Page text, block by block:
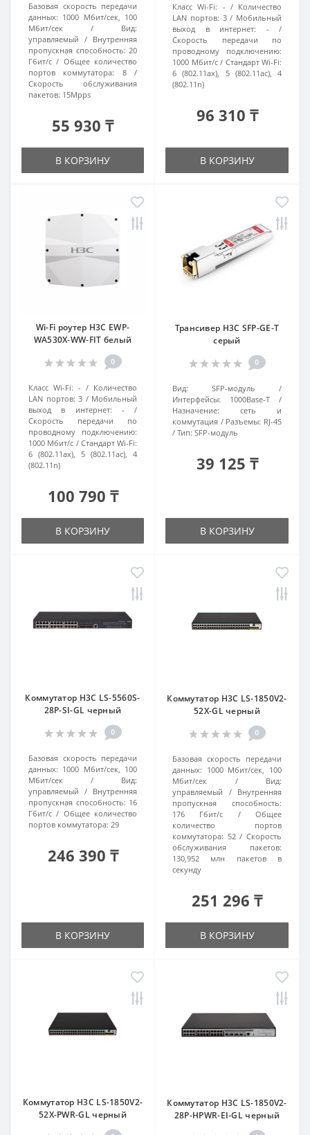
Базовая скорость передачи
данных: 1000 Мбит/сек, 100
Мбит/сек
Вид:
управляемый
Внутренняя
пропускная способность: 20
Гбит/с
Общее количество
портов коммутатора:
8
Скорость обслуживания
пакетов: 15Mpps
55 930 ₸
В КОРЗИНУ
Класс Wi-Fi: -
Количество
LAN портов: 3
Мобильный
выход в интернет:
-
Скорость передачи по
проводному подключению:
1000 Мбит/с
Стандарт Wi-Fi:
6 (802.11ax), 5 (802.11ac), 4
(802.11n)
96 310 ₸
В КОРЗИНУ
Wi-Fi роутер H3C EWP-
WA530X-WW-FIT белый
0
Класс Wi-Fi: -
Количество
LAN портов: 3
Мобильный
выход в интернет:
-
Скорость передачи по
проводному подключению:
1000 Мбит/с
Стандарт Wi-Fi:
6 (802.11ax), 5 (802.11ac), 4
(802.11n)
100 790 ₸
В КОРЗИНУ
Трансивер H3C SFP-GE-T
серый
0
Вид:
SFP-модуль
Интерфейсы:
1000Base-T
Назначение:
сеть и
коммутация
Разъемы: RJ-45
Тип: SFP-модуль
39 125 ₸
В КОРЗИНУ
Коммутатор H3C LS-5560S-
28P-SI-GL черный
0
Базовая скорость передачи
данных: 1000 Мбит/сек, 100
Мбит/сек
Вид:
управляемый
Внутренняя
пропускная способность: 16
Гбит/с
Общее количество
портов коммутатора: 29
246 390 ₸
В КОРЗИНУ
Коммутатор H3C LS-1850V2-
52X-GL черный
0
Базовая скорость передачи
данных: 1000 Мбит/сек, 100
Мбит/сек
Вид:
управляемый
Внутренняя
пропускная способность:
176 Гбит/с
Общее
количество портов
коммутатора: 52
Скорость
обслуживания пакетов:
130,952 млн пакетов в
секунду
251 296 ₸
В КОРЗИНУ
Коммутатор H3C LS-1850V2-
52X-PWR-GL черный
Коммутатор H3C LS-1850V2-
28P-HPWR-EI-GL черный